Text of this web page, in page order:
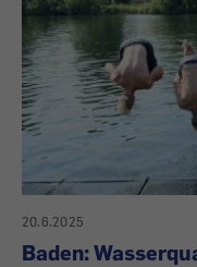
20.6.2025
Baden: